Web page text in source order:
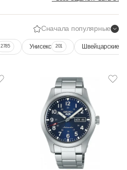
Сначала популярные
2785 Унисекс 201 Швейцарские